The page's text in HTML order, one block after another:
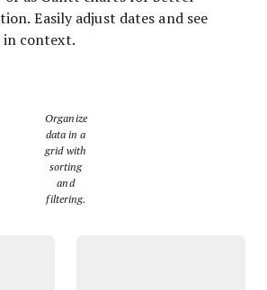
Easily adjust dates and see
in context.
Organize
data in a
grid with
sorting
and
filtering.